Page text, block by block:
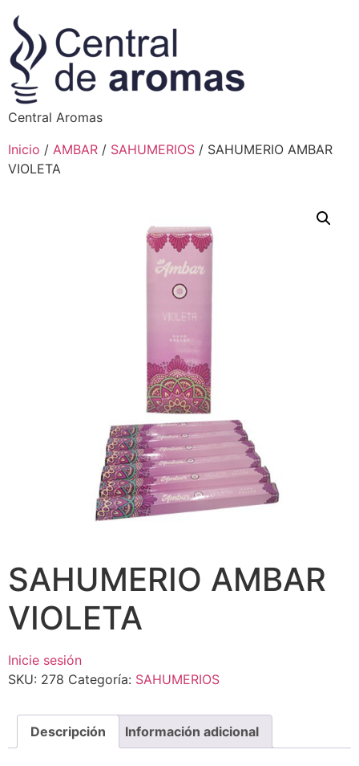
Central Aromas
Inicio / AMBAR / SAHUMERIOS / SAHUMERIO AMBAR
VIOLETA
SAHUMERIO AMBAR
VIOLETA
Inicie sesión
SKU: 278 Categoría: SAHUMERIOS
Descripción Información adicional